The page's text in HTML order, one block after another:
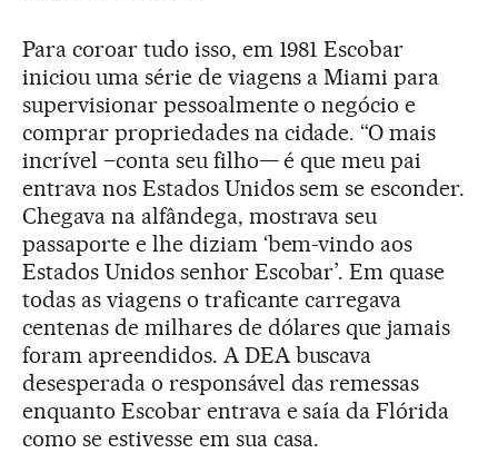
Para coroar tudo isso, em 1981 Escobar
iniciou uma série de viagens a Miami para
supervisionar pessoalmente o negócio e
comprar propriedades na cidade. “O mais
incrível –conta seu filho— é que meu pai
entrava nos Estados Unidos sem se esconder.
Chegava na alfândega, mostrava seu
passaporte e lhe diziam ‘bem-vindo aos
Estados Unidos senhor Escobar’. Em quase
todas as viagens o traficante carregava
centenas de milhares de dólares que jamais
foram apreendidos. A DEA buscava
desesperada o responsável das remessas
enquanto Escobar entrava e saía da Flórida
como se estivesse em sua casa.